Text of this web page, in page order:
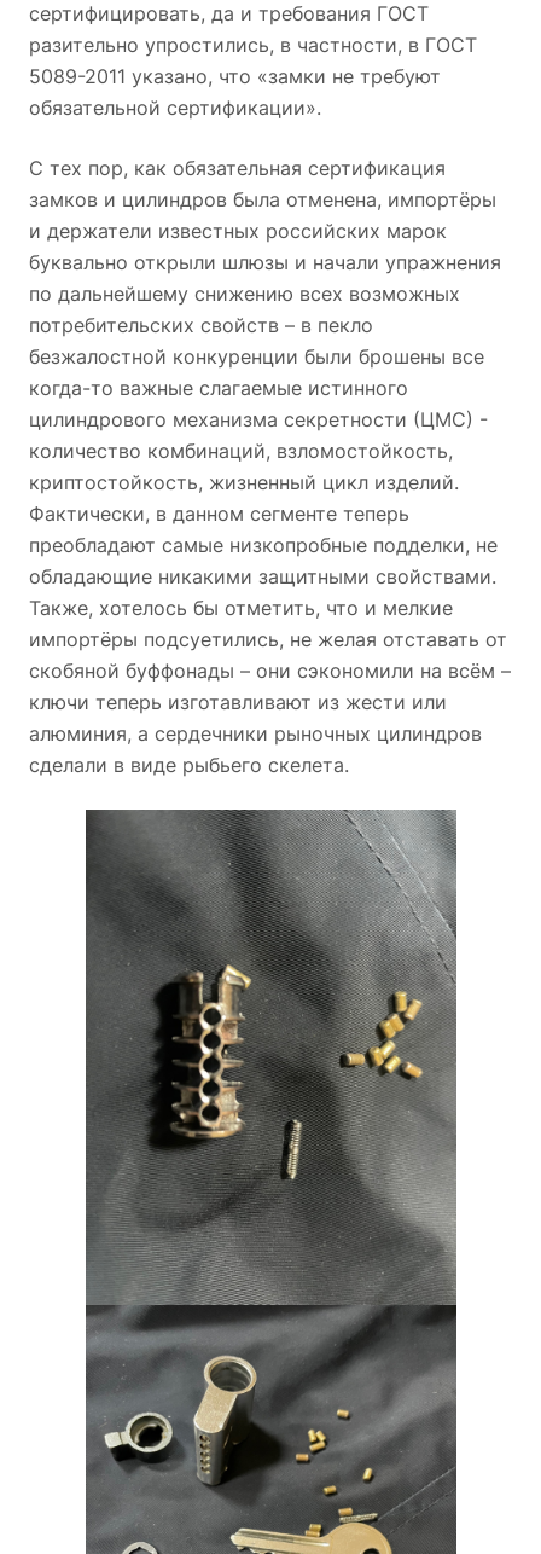
сертифицировать, да и требования ГОСТ
разительно упростились, в частности, в ГОСТ
5089-2011 указано, что «замки не требуют
обязательной сертификации».
С тех пор, как обязательная сертификация
замков и цилиндров была отменена, импортёры
и держатели известных российских марок
буквально открыли шлюзы и начали упражнения
по дальнейшему снижению всех возможных
потребительских свойств – в пекло
безжалостной конкуренции были брошены все
когда-то важные слагаемые истинного
цилиндрового механизма секретности (ЦМС) -
количество комбинаций, взломостойкость,
криптостойкость, жизненный цикл изделий.
Фактически, в данном сегменте теперь
преобладают самые низкопробные подделки, не
обладающие никакими защитными свойствами.
Также, хотелось бы отметить, что и мелкие
импортёры подсуетились, не желая отставать от
скобяной буффонады – они сэкономили на всём –
ключи теперь изготавливают из жести или
алюминия, а сердечники рыночных цилиндров
сделали в виде рыбьего скелета.